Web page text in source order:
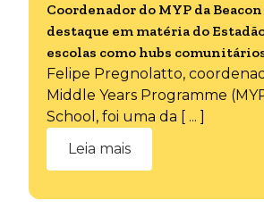
Coordenador do MYP da
destaque em matéria do
escolas como hubs
Felipe Pregnolatto,
Middle Years Programme
School, foi uma da [ ... ]
Leia mais